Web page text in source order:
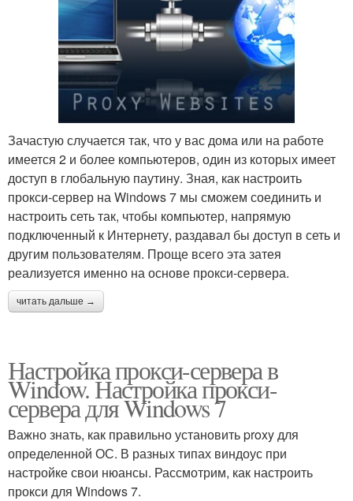
Зачастую случается так, что у вас дома или на работе
имеется 2 и более компьютеров, один из которых имеет
доступ в глобальную паутину. Зная, как настроить
прокси-сервер на Windows 7 мы сможем соединить и
настроить сеть так, чтобы компьютер, напрямую
подключенный к Интернету, раздавал бы доступ в сеть и
другим пользователям. Проще всего эта затея
реализуется именно на основе прокси-сервера.
читать дальше →
Настройка прокси-сервера в
Window. Настройка прокси-
сервера для Windows 7
Важно знать, как правильно установить proxy для
определенной ОС. В разных типах виндоус при
настройке свои нюансы. Рассмотрим, как настроить
прокси для Windows 7.